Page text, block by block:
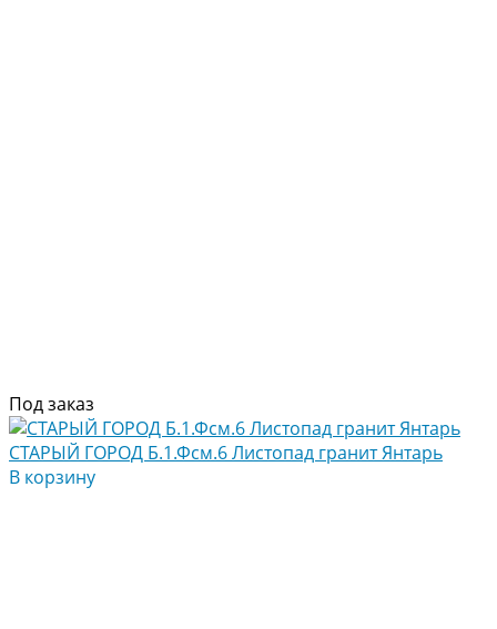
Под заказ
СТАРЫЙ ГОРОД Б.1.Фсм.6 Листопад гранит Янтарь
В корзину